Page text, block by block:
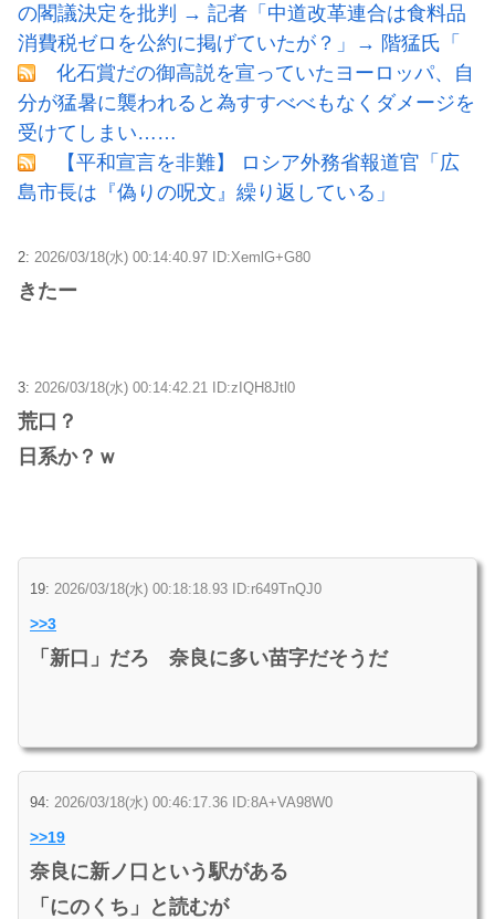
の閣議決定を批判 → 記者「中道改革連合は食料品
消費税ゼロを公約に掲げていたが？」→ 階猛氏「
化石賞だの御高説を宣っていたヨーロッパ、自
分が猛暑に襲われると為すすべべもなくダメージを
受けてしまい……
【平和宣言を非難】 ロシア外務省報道官「広
島市長は『偽りの呪文』繰り返している」
2: 2026/03/18(水) 00:14:40.97 ID:XemlG+G80
きたー
3: 2026/03/18(水) 00:14:42.21 ID:zIQH8Jtl0
荒口？
日系か？ｗ
19: 2026/03/18(水) 00:18:18.93 ID:r649TnQJ0
>>3
「新口」だろ 奈良に多い苗字だそうだ
94: 2026/03/18(水) 00:46:17.36 ID:8A+VA98W0
>>19
奈良に新ノ口という駅がある
「にのくち」と読むが